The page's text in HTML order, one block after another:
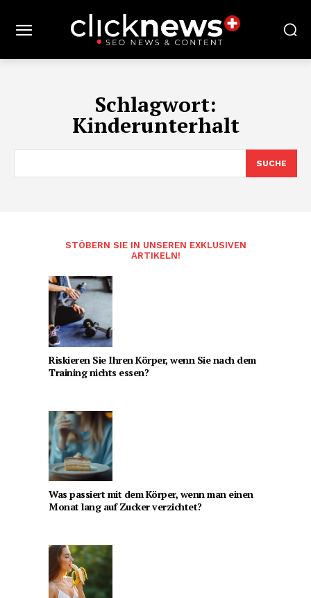
Schlagwort:
Kinderunterhalt
SUCHE
STÖBERN SIE IN UNSEREN EXKLUSIVEN
ARTIKELN!
Riskieren Sie Ihren Körper, wenn Sie nach dem
Training nichts essen?
Was passiert mit dem Körper, wenn man einen
Monat lang auf Zucker verzichtet?